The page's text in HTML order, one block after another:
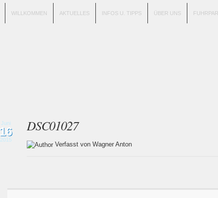
WILLKOMMEN AKTUELLES INFOS U. TIPPS ÜBER UNS
Juni
16
2015
DSC01027
Verfasst von Wagner Anton